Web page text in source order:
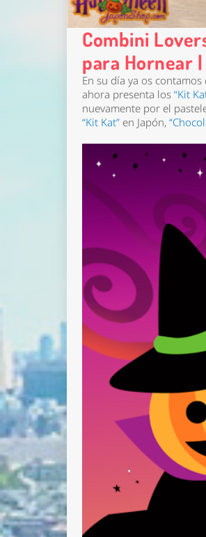
Combini
para Hornear
En su día ya os contamos
ahora presenta los“Kit
nuevamente por el
“Kit Kat” en Japón,